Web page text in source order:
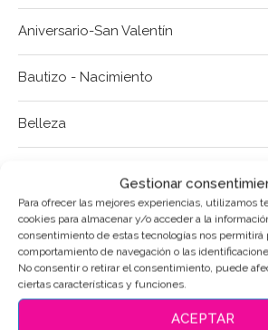
Gestionar
Para ofrecer las mejores experiencias, utilizamos
cookies para almacenar y/o acceder a la
consentimiento de estas tecnologías nos permitirá
comportamiento de navegación o las
No consentir o retirar el consentimiento, puede
ciertas características y funciones.
ACEPTAR
Aniversario-San Valentín
Bautizo - Nacimiento
Belleza
Cáctus
Clima
Colegio-Profes